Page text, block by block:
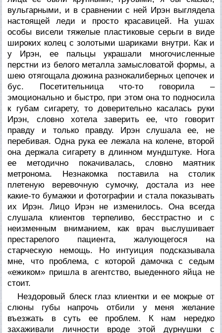
вульгарными, и в сравнении с ней Ирэн выглядела
настоящей леди и просто красавицей. На ушах
особы висели тяжелые пластиковые серьги в виде
широких колец с золотыми шариками внутри. Как и
у Ирэн, ее пальцы украшали многочисленные
перстни из белого металла замысловатой формы, а
шею отягощала дюжина разнокалиберных цепочек и
бус. Посетительница что-то говорила –
эмоционально и быстро, при этом она то подносила
к губам сигарету, то доверительно касалась руки
Ирэн, словно хотела заверить ее, что говорит
правду и только правду. Ирэн слушала ее, не
перебивая. Одна рука ее лежала на колене, второй
она держала сигарету в длинном мундштуке. Нога
ее методично покачивалась, словно маятник
метронома. Незнакомка поставила на столик
плетеную веревочную сумочку, достала из нее
какие-то бумажки и фотографии и стала показывать
их Ирэн. Лицо Ирэн не изменилось. Она всегда
слушала клиентов терпеливо, бесстрастно и с
неизменным вниманием, как врач выслушивает
престарелого пациента, жалующегося на
старческую немощь. Но интуиция подсказывала
мне, что проблема, с которой дамочка с седым
«ежиком» пришла в агентство, выеденного яйца не
стоит.
Нездоровый блеск глаз клиентки и ее мокрые от
слюны губы напрочь отбили у меня желание
въезжать в суть ее проблем. К нам нередко
захаживали личности вроде этой дурнушки с